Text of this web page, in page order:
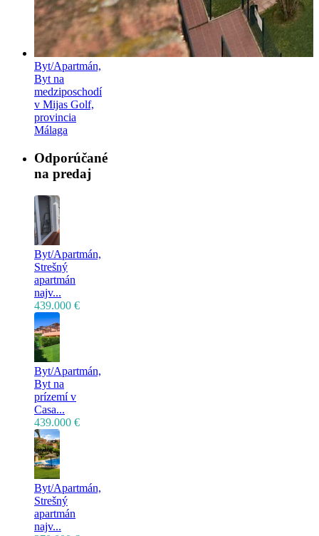
Byt/Apartmán,
Byt na
medziposchodí
v Mijas Golf,
provincia
Málaga
Odporúčané
na predaj
Byt/Apartmán,
Strešný
apartmán
najv...
439.000 €
Byt/Apartmán,
Byt na
prízemí v
Casa...
439.000 €
Byt/Apartmán,
Strešný
apartmán
najv...